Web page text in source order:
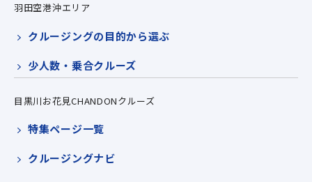
羽田空港沖エリア
クルージングの目的から選ぶ
少人数・乗合クルーズ
目黒川お花見CHANDONクルーズ
特集ページ一覧
クルージングナビ